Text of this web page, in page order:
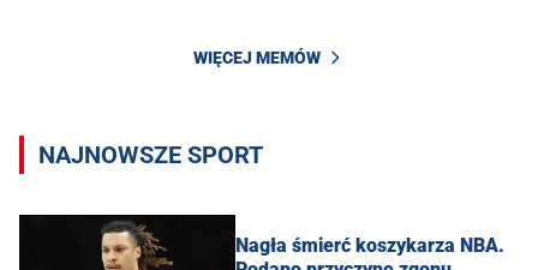
WIĘCEJ MEMÓW
NAJNOWSZE SPORT
Nagła śmierć koszykarza NBA.